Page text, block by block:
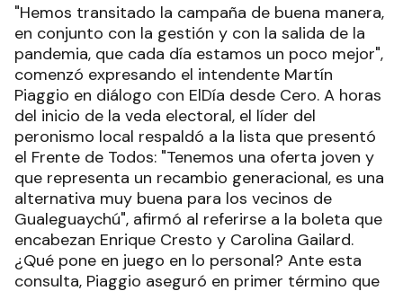
"Hemos transitado la campaña de buena manera,
en conjunto con la gestión y con la salida de la
pandemia, que cada día estamos un poco mejor",
comenzó expresando el intendente Martín
Piaggio en diálogo con ElDía desde Cero. A horas
del inicio de la veda electoral, el líder del
peronismo local respaldó a la lista que presentó
el Frente de Todos: "Tenemos una oferta joven y
que representa un recambio generacional, es una
alternativa muy buena para los vecinos de
Gualeguaychú", afirmó al referirse a la boleta que
encabezan Enrique Cresto y Carolina Gailard.
¿Qué pone en juego en lo personal? Ante esta
consulta, Piaggio aseguró en primer término que